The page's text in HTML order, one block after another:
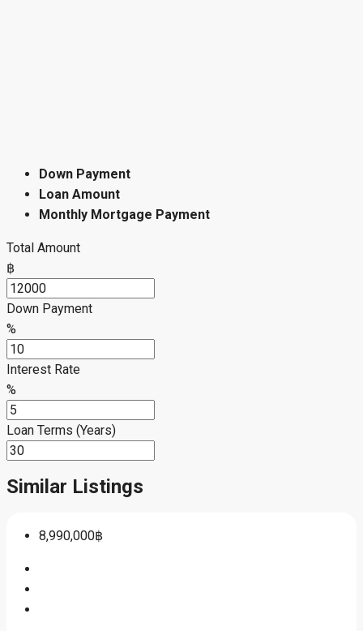
Down Payment
Loan Amount
Monthly Mortgage Payment
Total Amount
฿
Down Payment
%
Interest Rate
%
Loan Terms (Years)
Similar Listings
8,990,000฿